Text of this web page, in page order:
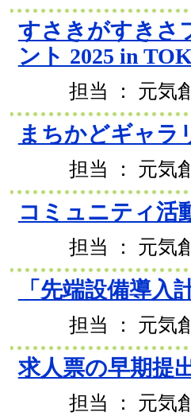
すさきがすきさ
ント 2025 in
担当 ： 元気
まちかどギャラ
担当 ： 元気
コミュニティ活
担当 ： 元気
「先端設備導入
担当 ： 元気
求人票の早期提
担当 ： 元気